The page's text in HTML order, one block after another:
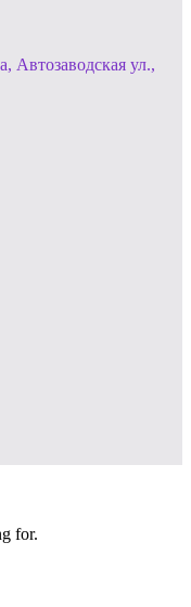
Автозаводская ул.,
for.